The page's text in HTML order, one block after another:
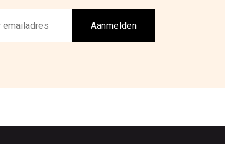
Aanmelden